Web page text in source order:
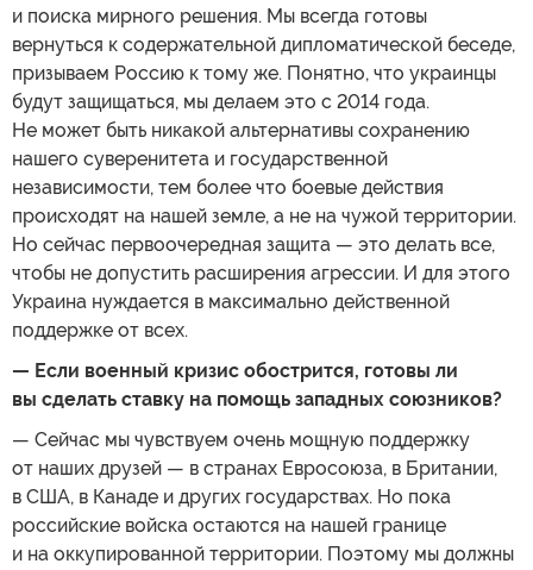
и поиска мирного решения. Мы всегда готовы
вернуться к содержательной дипломатической беседе,
призываем Россию к тому же. Понятно, что украинцы
будут защищаться, мы делаем это с 2014 года.
Не может быть никакой альтернативы сохранению
нашего суверенитета и государственной
независимости, тем более что боевые действия
происходят на нашей земле, а не на чужой территории.
Но сейчас первоочередная защита — это делать все,
чтобы не допустить расширения агрессии. И для этого
Украина нуждается в максимально действенной
поддержке от всех.
— Если военный кризис обострится, готовы ли
вы сделать ставку на помощь западных союзников?
— Сейчас мы чувствуем очень мощную поддержку
от наших друзей — в странах Евросоюза, в Британии,
в США, в Канаде и других государствах. Но пока
российские войска остаются на нашей границе
и на оккупированной территории. Поэтому мы должны